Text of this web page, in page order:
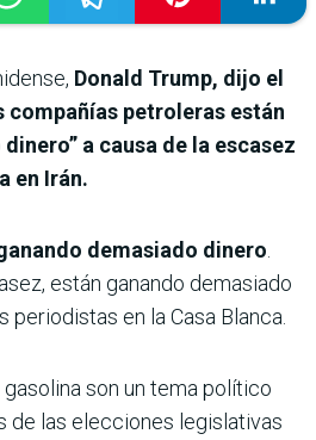
Donald Trump, dijo el
compañías petroleras están
a causa de la escasez
en Irán.
demasiado dinero
están ganando demasiado
periodistas en la Casa Blanca.
son un tema político
de las elecciones legislativas